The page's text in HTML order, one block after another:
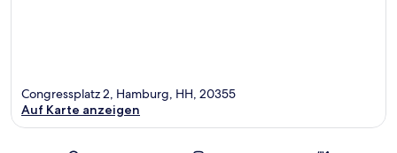
Congressplatz 2, Hamburg, HH, 20355
Auf Karte anzeigen